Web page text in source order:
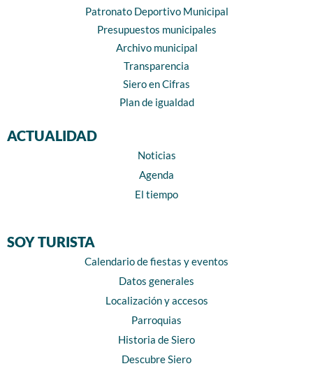
Patronato Deportivo Municipal
Presupuestos municipales
Archivo municipal
Transparencia
Siero en Cifras
Plan de igualdad
ACTUALIDAD
Noticias
Agenda
El tiempo
SOY TURISTA
Calendario de fiestas y eventos
Datos generales
Localización y accesos
Parroquias
Historia de Siero
Descubre Siero